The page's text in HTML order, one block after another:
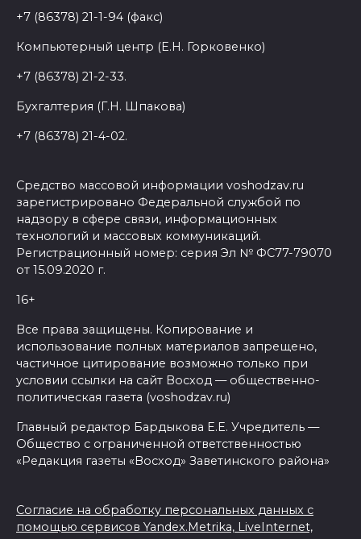
+7 (86378) 21-1-94 (факс)
Компьютерный центр (Е.Н. Горковенко)
+7 (86378) 21-2-33.
Бухгалтерия (Г.Н. Шпакова)
+7 (86378) 21-4-02.
Средство массовой информации voshodzav.ru
зарегистрировано Федеральной службой по
надзору в сфере связи, информационных
технологий и массовых коммуникаций.
Регистрационный номер: серия Эл № ФС77-79070
от 15.09.2020 г.
16+
Все права защищены. Копирование и
использование полных материалов запрещено,
частичное цитирование возможно только при
условии ссылки на сайт Восход — общественно-
политическая газета (voshodzav.ru)
Главный редактор Бардыкова Е.Е. Учредитель —
Общество с ограниченной ответственностью
«Редакция газеты «Восход» Заветинского района»
Согласие на обработку персональных данных с
помощью сервисов Yandex.Metrika, LiveInternet,